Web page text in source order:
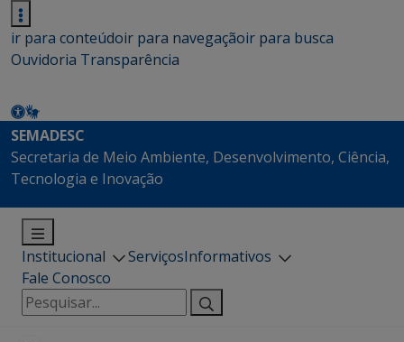
ir para conteúdoir para navegaçãoir para busca
Ouvidoria Transparência
SEMADESC
Secretaria de Meio Ambiente, Desenvolvimento, Ciência,
Tecnologia e Inovação
Institucional ServiçosInformativos
Fale Conosco
Pesquisar
por: